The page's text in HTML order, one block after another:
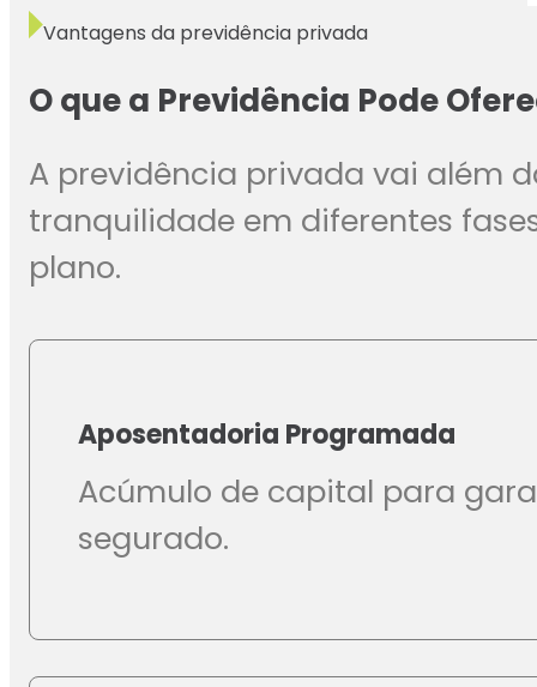
Vantagens da previdência privada
O que a Previdência Pode
A previdência privada vai além
tranquilidade em diferentes
plano.
Aposentadoria Programada
Acúmulo de capital para
segurado.